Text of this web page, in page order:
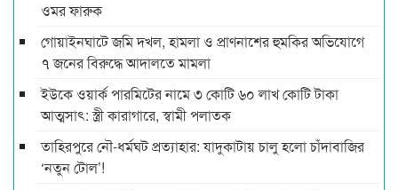
ওমর ফারুক
গোয়াইনঘাটে জমি দখল, হামলা ও প্রাণনাশের হুমকির অভিযোগে
৭ জনের বিরুদ্ধে আদালতে মামলা
ইউকে ওয়ার্ক পারমিটের নামে ৩ কোটি ৬০ লাখ কোটি টাকা
আত্মসাৎ: স্ত্রী কারাগারে, স্বামী পলাতক
তাহিরপুরে নৌ-ধর্মঘট প্রত্যাহার: যাদুকাটায় চালু হলো চাঁদাবাজির
‘নতুন টোল’!